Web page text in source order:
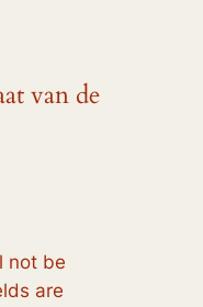
van de
not be
are